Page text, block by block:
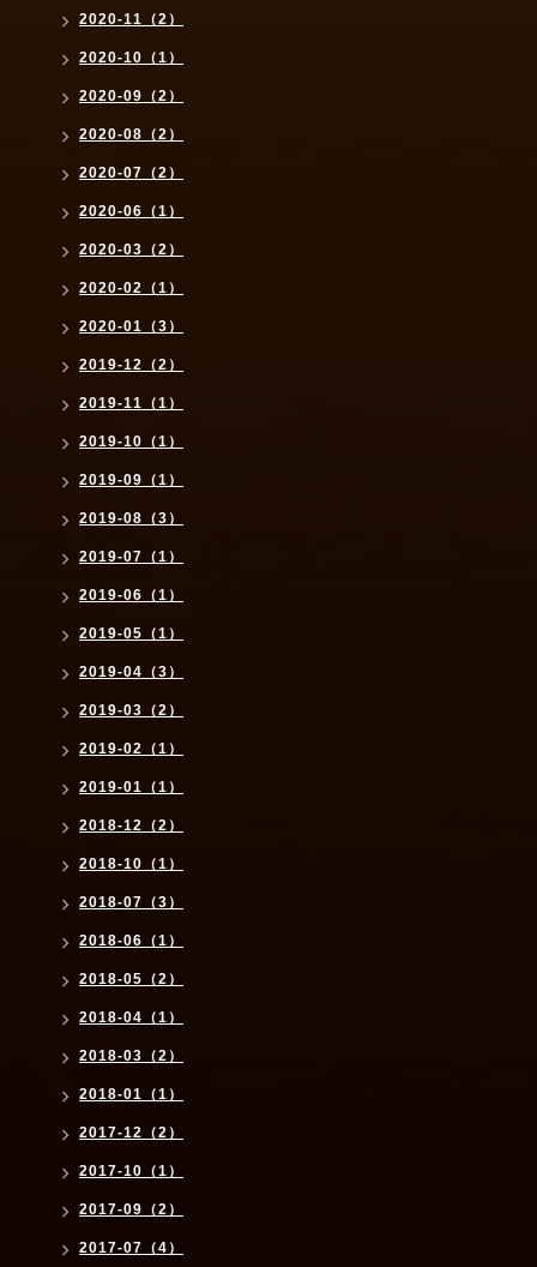
2020-11（2）
2020-10（1）
2020-09（2）
2020-08（2）
2020-07（2）
2020-06（1）
2020-03（2）
2020-02（1）
2020-01（3）
2019-12（2）
2019-11（1）
2019-10（1）
2019-09（1）
2019-08（3）
2019-07（1）
2019-06（1）
2019-05（1）
2019-04（3）
2019-03（2）
2019-02（1）
2019-01（1）
2018-12（2）
2018-10（1）
2018-07（3）
2018-06（1）
2018-05（2）
2018-04（1）
2018-03（2）
2018-01（1）
2017-12（2）
2017-10（1）
2017-09（2）
2017-07（4）